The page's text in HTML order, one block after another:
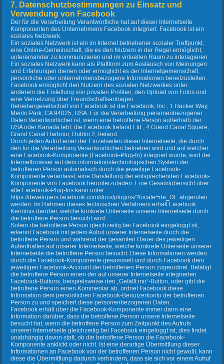
7. Datenschutzbestimmungen zu Einsatz und
Verwendung von Facebook
Der für die Verarbeitung Verantwortliche hat auf dieser Internetseite
Komponenten des Unternehmens Facebook integriert. Facebook ist ein
soziales Netzwerk.
Ein soziales Netzwerk ist ein im Internet betriebener sozialer Treffpunkt,
eine Online-Gemeinschaft, die es den Nutzern in der Regel ermöglicht,
untereinander zu kommunizieren und im virtuellen Raum zu interagieren.
Ein soziales Netzwerk kann als Plattform zum Austausch von Meinungen
und Erfahrungen dienen oder ermöglicht es der Internetgemeinschaft,
persönliche oder unternehmensbezogene Informationen bereitzustellen.
Facebook ermöglicht den Nutzern des sozialen Netzwerkes unter
anderem die Erstellung von privaten Profilen, den Upload von Fotos und
eine Vernetzung über Freundschaftsanfragen.
Betreibergesellschaft von Facebook ist die Facebook, Inc., 1 Hacker Way,
Menlo Park, CA 94025, USA. Für die Verarbeitung personenbezogener
Daten Verantwortlicher ist, wenn eine betroffene Person außerhalb der
USA oder Kanada lebt, die Facebook Ireland Ltd., 4 Grand Canal Square,
Grand Canal Harbour, Dublin 2, Ireland.
Durch jeden Aufruf einer der Einzelseiten dieser Internetseite, die durch
den für die Verarbeitung Verantwortlichen betrieben wird und auf welcher
eine Facebook-Komponente (Facebook-Plug-In) integriert wurde, wird der
Internetbrowser auf dem informationstechnologischen System der
betroffenen Person automatisch durch die jeweilige Facebook-
Komponente veranlasst, eine Darstellung der entsprechenden Facebook-
Komponente von Facebook herunterzuladen. Eine Gesamtübersicht über
alle Facebook-Plug-Ins kann unter
https://developers.facebook.com/docs/plugins/?locale=de_DE abgerufen
werden. Im Rahmen dieses technischen Verfahrens erhält Facebook
Kenntnis darüber, welche konkrete Unterseite unserer Internetseite durch
die betroffene Person besucht wird.
Sofern die betroffene Person gleichzeitig bei Facebook eingeloggt ist,
erkennt Facebook mit jedem Aufruf unserer Internetseite durch die
betroffene Person und während der gesamten Dauer des jeweiligen
Aufenthaltes auf unserer Internetseite, welche konkrete Unterseite unserer
Internetseite die betroffene Person besucht. Diese Informationen werden
durch die Facebook-Komponente gesammelt und durch Facebook dem
jeweiligen Facebook-Account der betroffenen Person zugeordnet. Betätigt
die betroffene Person einen der auf unserer Internetseite integrierten
Facebook-Buttons, beispielsweise den „Gefällt mir“-Button, oder gibt die
betroffene Person einen Kommentar ab, ordnet Facebook diese
Information dem persönlichen Facebook-Benutzerkonto der betroffenen
Person zu und speichert diese personenbezogenen Daten.
Facebook erhält über die Facebook-Komponente immer dann eine
Information darüber, dass die betroffene Person unsere Internetseite
besucht hat, wenn die betroffene Person zum Zeitpunkt des Aufrufs
unserer Internetseite gleichzeitig bei Facebook eingeloggt ist; dies findet
unabhängig davon statt, ob die betroffene Person die Facebook-
Komponente anklickt oder nicht. Ist eine derartige Übermittlung dieser
Informationen an Facebook von der betroffenen Person nicht gewollt, kann
diese die Übermittlung dadurch verhindern, dass sie sich vor einem Aufruf